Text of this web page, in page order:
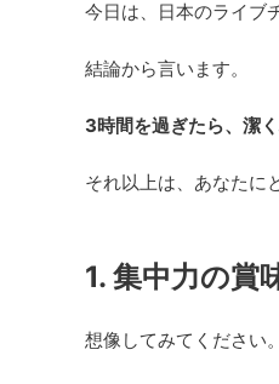
今日は、日本のライブ
結論から言います。
3時間を過ぎたら、潔
それ以上は、あなたに
1. 集中力の賞
想像してみてください。